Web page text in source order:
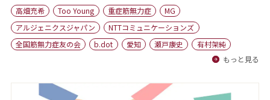
出版物
会社概要
高畑充希 Too Young 重症筋無力症
MG
アルジェニクスジャパン
NTTコミュニケーションズ
全国筋無力症友の会
b.dot 愛知 瀬戸康史
有村架純
もっと見る